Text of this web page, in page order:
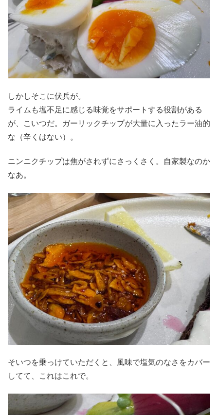
しかしそこに伏兵が。
ライムも塩不足に感じる味覚をサポートする役割がある
が、こいつだ。ガーリックチップが大量に入ったラー油的
な（辛くはない）。
ニンニクチップは焦がされずにさっくさく。自家製なのか
なあ。
そいつを乗っけていただくと、風味で塩気のなさをカバー
してて、これはこれで。